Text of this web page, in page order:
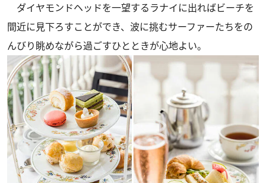
ダイヤモンドヘッドを一望するラナイに出ればビーチを
間近に見下ろすことができ、波に挑むサーファーたちをの
んびり眺めながら過ごすひとときが心地よい。